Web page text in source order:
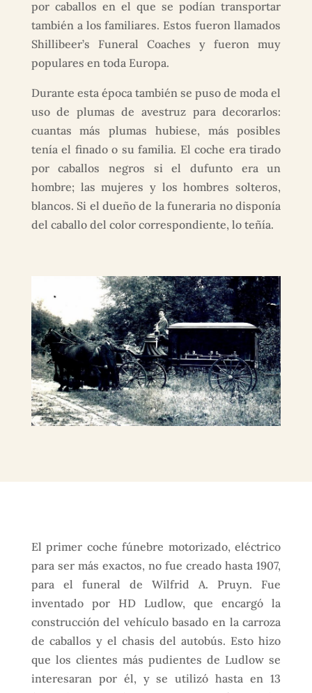
por caballos en el que se podían transportar
también a los familiares. Estos fueron llamados
Shillibeer’s Funeral Coaches y fueron muy
populares en toda Europa.
Durante esta época también se puso de moda el
uso de plumas de avestruz para decorarlos:
cuantas más plumas hubiese, más posibles
tenía el finado o su familia. El coche era tirado
por caballos negros si el dufunto era un
hombre; las mujeres y los hombres solteros,
blancos. Si el dueño de la funeraria no disponía
del caballo del color correspondiente, lo teñía.
El primer coche fúnebre motorizado, eléctrico
para ser más exactos, no fue creado hasta 1907,
para el funeral de Wilfrid A. Pruyn. Fue
inventado por HD Ludlow, que encargó la
construcción del vehículo basado en la carroza
de caballos y el chasis del autobús. Esto hizo
que los clientes más pudientes de Ludlow se
interesaran por él, y se utilizó hasta en 13